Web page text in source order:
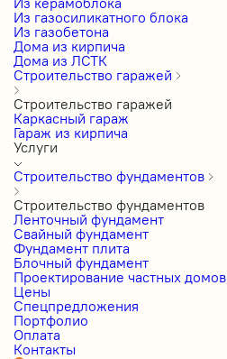
Из газосиликатного блока
Из газобетона
Дома из кирпича
Дома из ЛСТК
Строительство гаражей
Строительство гаражей
Каркасный гараж
Гараж из кирпича
Услуги
Строительство фундаментов
Строительство фундаментов
Ленточный фундамент
Свайный фундамент
Фундамент плита
Блочный фундамент
Проектирование частных домов
Цены
Cпецпредложения
Портфолио
Оплата
Контакты